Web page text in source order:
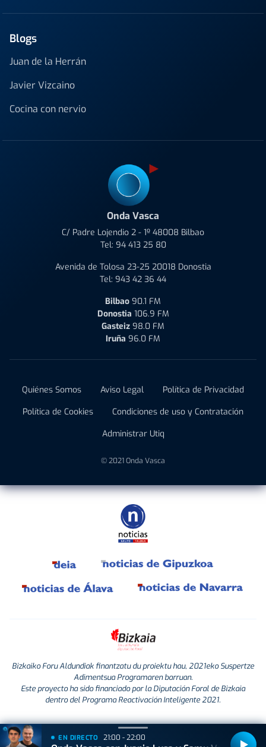
Blogs
Juan de la Herrán
Javier Vizcaino
Cocina con nervio
Onda Vasca
C/ Padre Lojendio 2 - 1º 48008 Bilbao
Tel: 94 413 25 80
Avenida de Tolosa 23-25 20018 Donostia
Tel: 943 42 36 44
Bilbao 90.1 FM
Donostia 106.9 FM
Gasteiz 98.0 FM
Iruña 96.0 FM
Quiénes Somos Aviso Legal
Política de Privacidad
Política de Cookies
Condiciones de uso y Contratación
Administrar Utiq
© 2021 Onda Vasca
Bizkaiko Foru Aldundiak finantzatu du proiektu hau, 2021eko Suspertze
Adimentsua Programaren barruan.
Este proyecto ha sido financiado por la Diputación Foral de Bizkaia
dentro del Programa Reactivación Inteligente 2021.
EN DIRECTO 21:00 - 22:00